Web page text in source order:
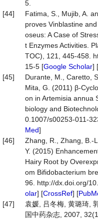
5.
[44]
Fatima, S., Mujib, A.
proves Vinblastine
oseus: A Case of
t Enzymes Activities.
TOC), 121, 445-458.
15-5 [Google Scholar] [
[45]
Durante, M., Caretto,
Mita, G. (2011) β-
on in Artemisia annua
biology and
0.1007/s00253-011-
Med]
[46]
Zhang, R., Zhang, B.-
Y. (2015)
Hairy Root by
om Bifidobacterium
96. http://dx.doi.org/
olar] [CrossRef] [
[47]
袁媛, 吕冬梅, 黄璐琦,
国中药杂志, 2007,